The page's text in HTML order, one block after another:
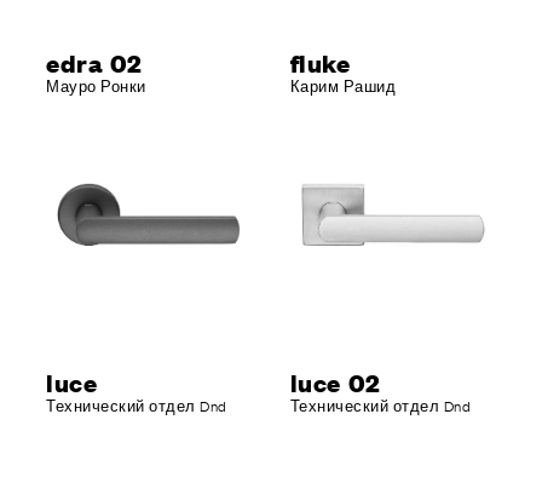
edra 02
Мауро Ронки
fluke
Карим Рашид
luce
Технический отдел Dnd
luce 02
Технический отдел Dnd